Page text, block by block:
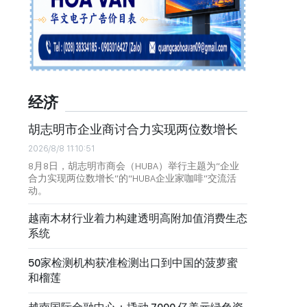
经济
胡志明市企业商讨合力实现两位数增长
2026/8/8 11:10:51
8月8日，胡志明市商会（HUBA）举行主题为“企业
合力实现两位数增长”的“HUBA企业家咖啡”交流活
动。
越南木材行业着力构建透明高附加值消费生态
系统
50家检测机构获准检测出口到中国的菠萝蜜
和榴莲